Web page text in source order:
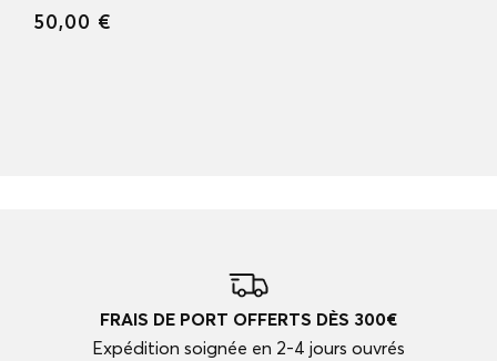
50,00 €
FRAIS DE PORT OFFERTS DÈS 300€
Expédition soignée en 2-4 jours ouvrés